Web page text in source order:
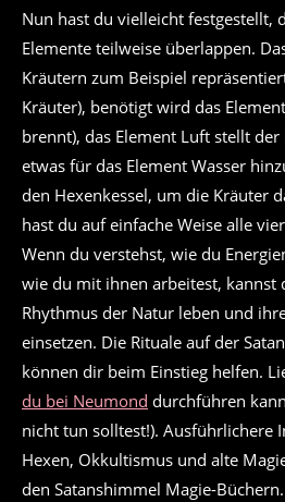
Nun hast du vielleicht festgestellt,
Elemente teilweise überlappen.
Kräutern zum Beispiel
Kräuter), benötigt wird das
brennt), das Element Luft stellt der
etwas für das Element Wasser
den Hexenkessel, um die Kräuter
hast du auf einfache Weise alle
Wenn du verstehst, wie du
wie du mit ihnen arbeitest, kannst
Rhythmus der Natur leben und
einsetzen. Die Rituale auf der
können dir beim Einstieg helfen.
du bei Neumond durchführen
nicht tun solltest!). Ausführlichere
Hexen, Okkultismus und alte
den Satanshimmel Magie-